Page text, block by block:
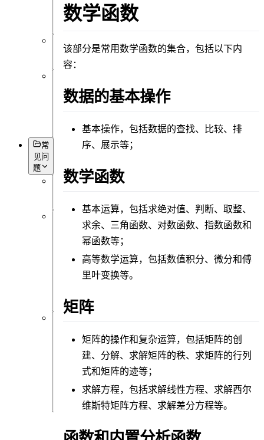
可
视
杂
项
基
本
常
见问
题
数学函数
该部分是常用数学函数的集合，包括以下内
容：
数据的基本操作
基本操作，包括数据的查找、比较、排
序、展示等；
数学函数
基本运算，包括求绝对值、判断、取整、
求余、三角函数、对数函数、指数函数和
幂函数等；
高等数学运算，包括数值积分、微分和傅
里叶变换等。
矩阵
矩阵的操作和复杂运算，包括矩阵的创
建、分解、求解矩阵的秩、求矩阵的行列
式和矩阵的迹等；
求解方程，包括求解线性方程、求解西尔
维斯特矩阵方程、求解差分方程等。